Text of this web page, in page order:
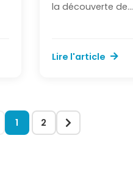
la découverte de...
Lire l'article
1 2